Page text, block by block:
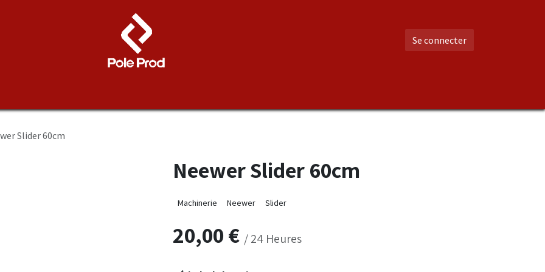
Se connecter
Slider 60cm
Neewer Slider 60cm
Machinerie Neewer Slider
20,00€ /24 Heures